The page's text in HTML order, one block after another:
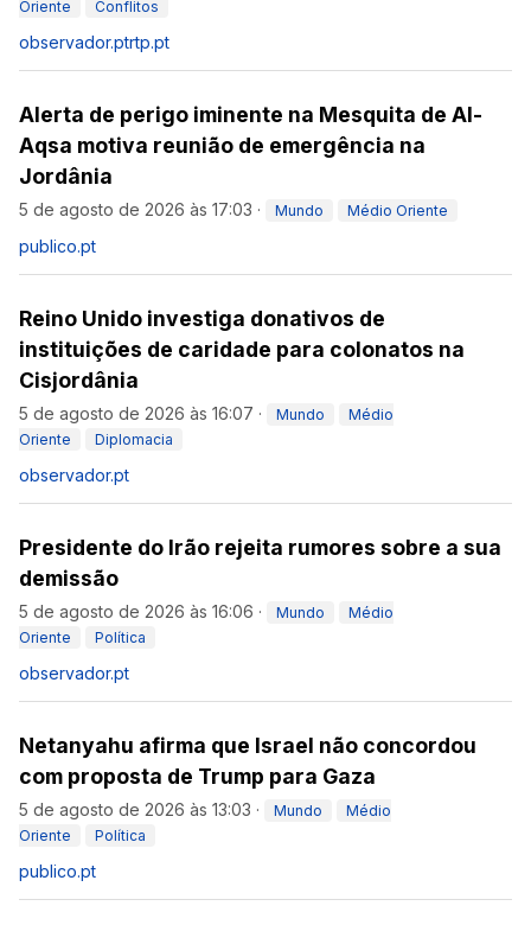
Oriente
Conflitos
observador.ptrtp.pt
Alerta de perigo iminente na Mesquita de Al-
Aqsa motiva reunião de emergência na
Jordânia
5 de agosto de 2026 às 17:03 · Mundo Médio Oriente
publico.pt
Reino Unido investiga donativos de
instituições de caridade para colonatos na
Cisjordânia
5 de agosto de 2026 às 16:07 · Mundo
Médio
Oriente
Diplomacia
observador.pt
Presidente do Irão rejeita rumores sobre a sua
demissão
5 de agosto de 2026 às 16:06 · Mundo
Médio
Oriente
Política
observador.pt
Netanyahu afirma que Israel não concordou
com proposta de Trump para Gaza
5 de agosto de 2026 às 13:03 · Mundo
Médio
Oriente
Política
publico.pt